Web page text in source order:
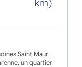
km)
Saint Maur
un quartier